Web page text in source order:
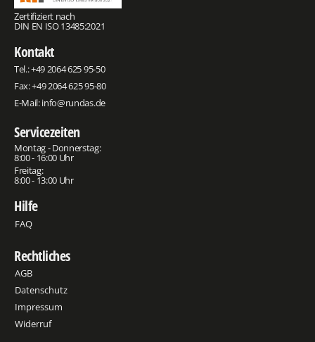
Zertifiziert nach
DIN EN ISO 13485:2021
Kontakt
Tel.:+49 2064 625 95-50
Fax: +49 2064 625 95-80
E-Mail:info@rundas.de
Servicezeiten
Montag - Donnerstag:
8:00 - 16:00 Uhr
Freitag:
8:00 - 13:00 Uhr
Hilfe
FAQ
Rechtliches
AGB
Datenschutz
Impressum
Widerruf